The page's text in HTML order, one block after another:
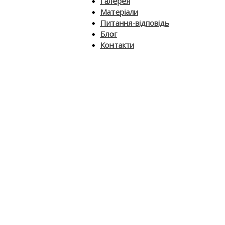
Матеріали
Питання-відповідь
Блог
Контакти